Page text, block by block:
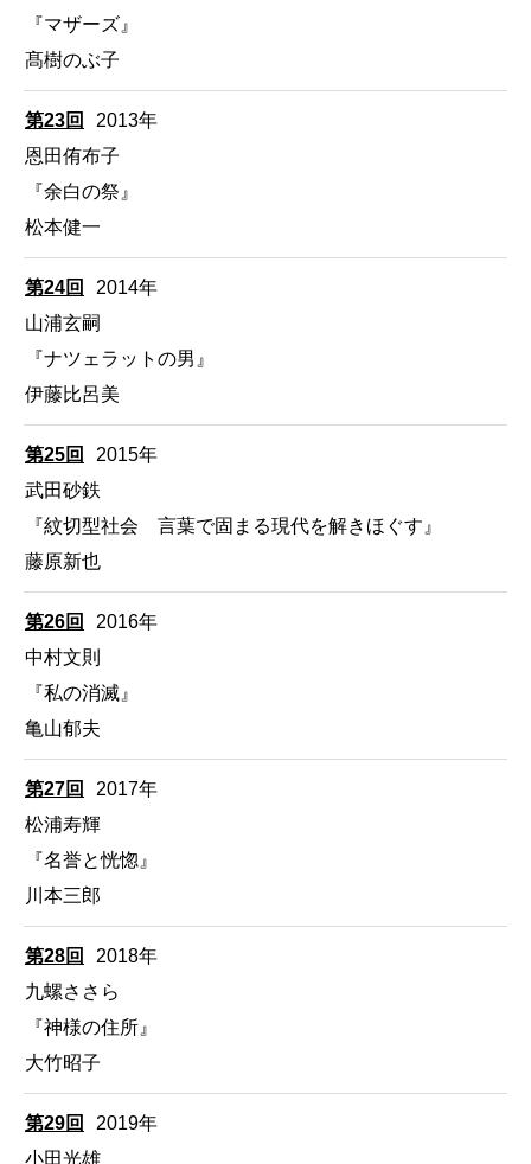
『マザーズ』
髙樹のぶ子
第23回
2013年
恩田侑布子
『余白の祭』
松本健一
第24回
2014年
山浦玄嗣
『ナツェラットの男』
伊藤比呂美
第25回
2015年
武田砂鉄
『紋切型社会 言葉で固まる現代を解きほぐす』
藤原新也
第26回
2016年
中村文則
『私の消滅』
亀山郁夫
第27回
2017年
松浦寿輝
『名誉と恍惚』
川本三郎
第28回
2018年
九螺ささら
『神様の住所』
大竹昭子
第29回
2019年
小田光雄